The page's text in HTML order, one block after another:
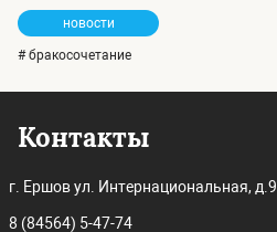
новости
# бракосочетание
Контакты
г. Ершов ул. Интернациональная, д.9
8 (84564) 5-47-74